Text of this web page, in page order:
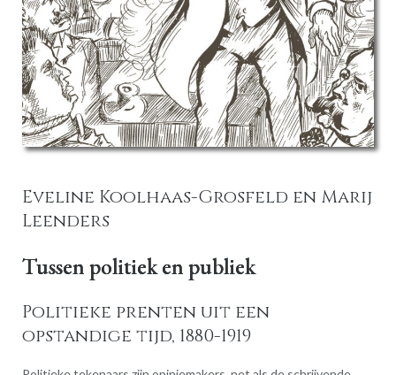
Eveline Koolhaas-Grosfeld en Marij
Leenders
Tussen politiek en publiek
Politieke prenten uit een
opstandige tijd, 1880-1919